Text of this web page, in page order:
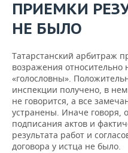
ПРИЕМКИ
НЕ БЫЛО
Татарстанский арбитраж
возражения относительно
«голословны».
инспекции получено, в
не говорится, а все
устранены. Иначе говоря,
подписания актов и
результата работ и
договора у истца не было.